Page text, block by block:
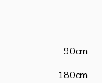
90cm
180cm